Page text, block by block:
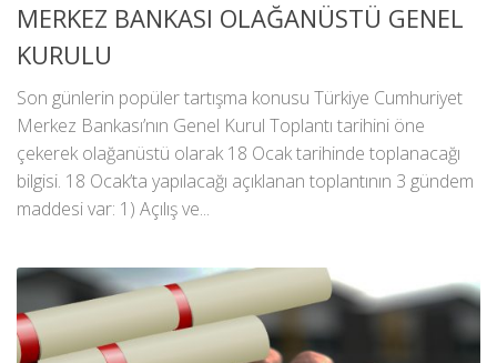
MERKEZ BANKASI OLAĞANÜSTÜ GENEL
KURULU
Son günlerin popüler tartışma konusu Türkiye Cumhuriyet
Merkez Bankası’nın Genel Kurul Toplantı tarihini öne
çekerek olağanüstü olarak 18 Ocak tarihinde toplanacağı
bilgisi. 18 Ocak’ta yapılacağı açıklanan toplantının 3 gündem
maddesi var: 1) Açılış ve...